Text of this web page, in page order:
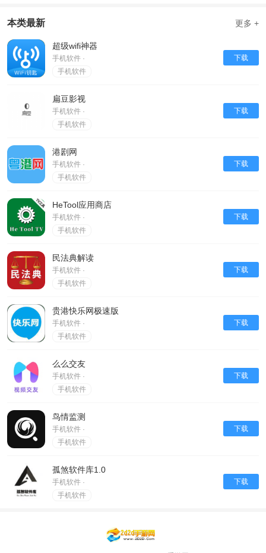
本类最新 更多 +
超级wifi神器
手机软件 ·
手机软件
下载
扁豆影视
手机软件 ·
手机软件
下载
港剧网
手机软件 ·
手机软件
下载
HeTool应用商店
手机软件 ·
手机软件
下载
民法典解读
手机软件 ·
手机软件
下载
贵港快乐网极速版
手机软件 ·
手机软件
下载
么么交友
手机软件 ·
手机软件
下载
鸟情监测
手机软件 ·
手机软件
下载
孤煞软件库1.0
手机软件 ·
手机软件
下载